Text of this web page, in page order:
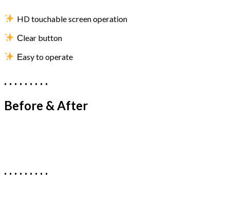
HD touchable screen operation
Clear button
Easy to operate
. . . . . . . . . ​
Before & After
. . . . . . . . . ​